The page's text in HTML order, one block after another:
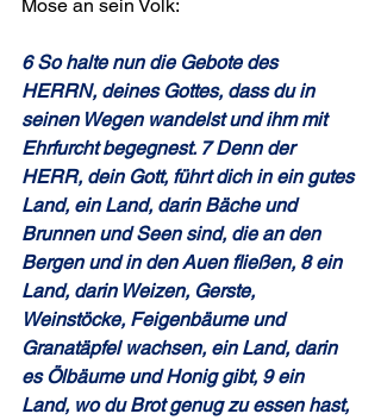
Mose an sein Volk:
6 So halte nun die Gebote des
HERRN, deines Gottes, dass du in
seinen Wegen wandelst und ihm mit
Ehrfurcht begegnest. 7 Denn der
HERR, dein Gott, führt dich in ein gutes
Land, ein Land, darin Bäche und
Brunnen und Seen sind, die an den
Bergen und in den Auen fließen, 8 ein
Land, darin Weizen, Gerste,
Weinstöcke, Feigenbäume und
Granatäpfel wachsen, ein Land, darin
es Ölbäume und Honig gibt, 9 ein
Land, wo du Brot genug zu essen hast,